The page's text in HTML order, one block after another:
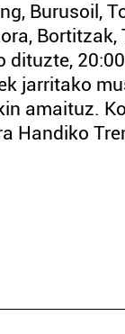
Burusoil,
Bortitzak,
dituzte,
jarritako
amaituz.
Handiko